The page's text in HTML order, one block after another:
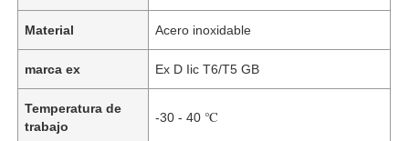
Material Acero inoxidable
marca ex Ex D Iic T6/T5 GB
Temperatura de
trabajo
-30 - 40 ℃